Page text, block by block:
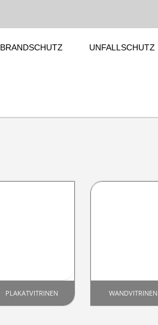
BRANDSCHUTZ UNFALLSCHUTZ
PLAKATVITRINEN WANDVITRINEN